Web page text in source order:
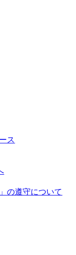
ス
の遵守について